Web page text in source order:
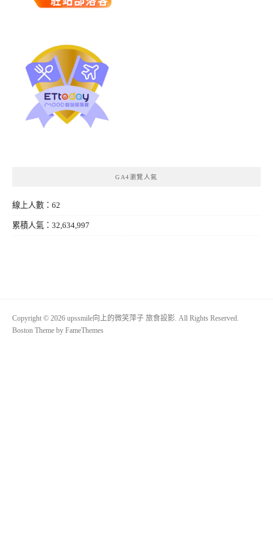
GA4瀏覽人氣
線上人數：62
累積人氣：32,634,997
Copyright © 2026 upssmile向上的微笑萍子 旅食設影. All Rights Reserved.
Boston Theme by FameThemes